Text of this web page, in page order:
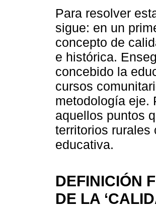
Para resolver
sigue: en un
concepto de
e histórica.
concebido la
cursos
metodología eje.
aquellos puntos
territorios rurales
educativa.
DEFINICIÓN
DE LA